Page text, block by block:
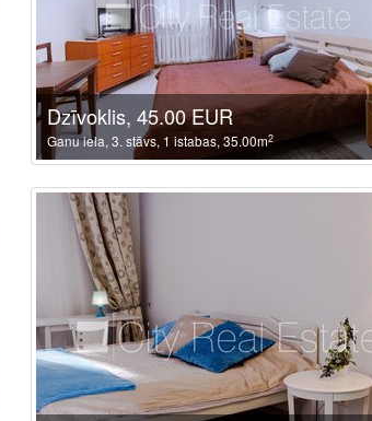
Dzīvoklis, 45.00 EUR
Ganu iela, 3. stāvs, 1 istabas, 35.00m2